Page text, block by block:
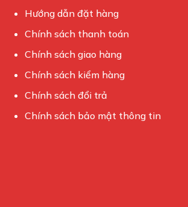
Hướng dẫn đặt hàng
Chính sách thanh toán
Chính sách giao hàng
Chính sách kiểm hàng
Chính sách đổi trả
Chính sách bảo mật thông tin